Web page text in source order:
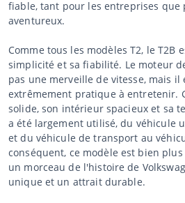
fiable, tant pour les entreprises que
aventureux.
Comme tous les modèles T2, le T2B
simplicité et sa fiabilité. Le moteur
pas une merveille de vitesse, mais
extrêmement pratique à entretenir.
solide, son intérieur spacieux et sa
a été largement utilisé, du véhicule
et du véhicule de transport au
conséquent, ce modèle est bien
un morceau de l'histoire de
unique et un attrait durable.